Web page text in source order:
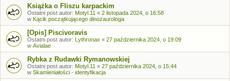
Książka o Fliszu karpackim
Ostatni post autor: Motyl.11 « 2 listopada 2024, o 16:58
w Kącik początkującego dinozaurologa
[Opis] Piscivoravis
Ostatni post autor: Lythronax « 27 października 2024, o 19:09
w Avialae
Rybka z Rudawki Rymanowskiej
Ostatni post autor: Motyl.11 « 27 października 2024, o 15:44
w Skamieniałości - identyfikacja